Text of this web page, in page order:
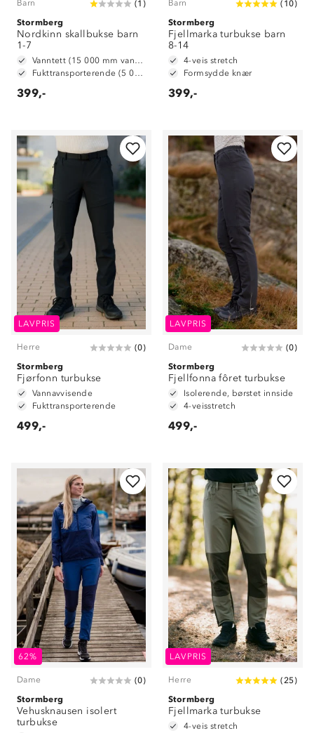
Barn (1 )
Stormberg
Nordkinn skallbukse barn
1-7
Vanntett (15 000 mm vannsøyle)
Fukttransporterende (5 000 g/m2/24t)
399,-
Barn ( 10)
Stormberg
Fjellmarka turbukse barn
8-14
4-veis stretch
Formsydde knær
399,-
LAVPRIS
Herre (0)
Stormberg
Fjørfonn turbukse
Vannavvisende
Fukttransporterende
499,-
LAVPRIS
Dame (0)
Stormberg
Fjellfonna fôret turbukse
Isolerende, børstet innside
4-veisstretch
499,-
62%
Dame (0)
Stormberg
Vehusknausen isolert
turbukse
LAVPRIS
Herre (25)
Stormberg
Fjellmarka turbukse
4-veis stretch